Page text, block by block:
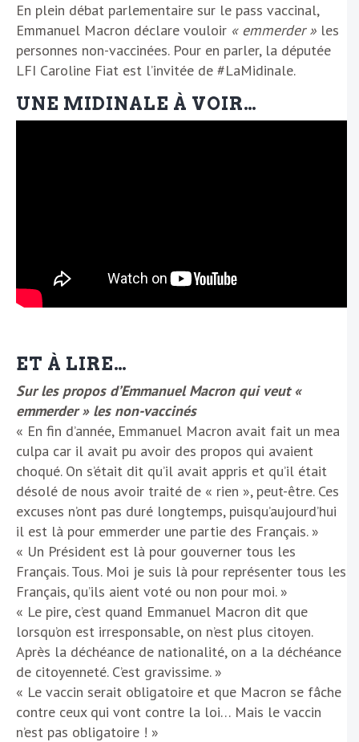
En plein débat parlementaire sur le pass vaccinal,
Emmanuel Macron déclare vouloir « emmerder » les
personnes non-vaccinées. Pour en parler, la députée
LFI Caroline Fiat est l’invitée de #LaMidinale.
UNE MIDINALE À VOIR…
ET À LIRE…
Sur les propos d’Emmanuel Macron qui veut «
emmerder » les non-vaccinés
« En fin d’année, Emmanuel Macron avait fait un mea
culpa car il avait pu avoir des propos qui avaient
choqué. On s’était dit qu’il avait appris et qu’il était
désolé de nous avoir traité de « rien », peut-être. Ces
excuses n’ont pas duré longtemps, puisqu’aujourd’hui
il est là pour emmerder une partie des Français. »
« Un Président est là pour gouverner tous les
Français. Tous. Moi je suis là pour représenter tous les
Français, qu’ils aient voté ou non pour moi. »
« Le pire, c’est quand Emmanuel Macron dit que
lorsqu’on est irresponsable, on n’est plus citoyen.
Après la déchéance de nationalité, on a la déchéance
de citoyenneté. C’est gravissime. »
« Le vaccin serait obligatoire et que Macron se fâche
contre ceux qui vont contre la loi… Mais le vaccin
n’est pas obligatoire ! »